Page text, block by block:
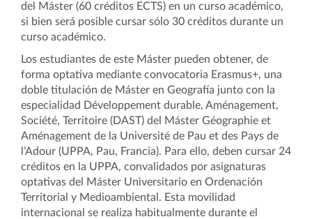
del Máster (60 créditos ECTS) en un curso académico,
si bien será posible cursar sólo 30 créditos durante un
curso académico.
Los estudiantes de este Máster pueden obtener, de
forma optativa mediante convocatoria Erasmus+, una
doble titulación de Máster en Geografía junto con la
especialidad Développement durable, Aménagement,
Société, Territoire (DAST) del Máster Géographie et
Aménagement de la Université de Pau et des Pays de
l’Adour (UPPA, Pau, Francia). Para ello, deben cursar 24
créditos en la UPPA, convalidados por asignaturas
optativas del Máster Universitario en Ordenación
Territorial y Medioambiental. Esta movilidad
internacional se realiza habitualmente durante el